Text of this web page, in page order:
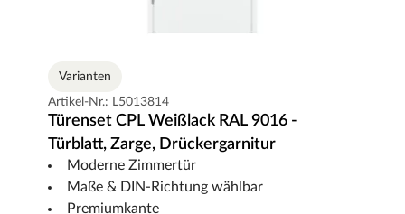
Varianten
Artikel-Nr.: L5013814
Türenset CPL Weißlack RAL 9016 -
Türblatt, Zarge, Drückergarnitur
Moderne Zimmertür
Maße & DIN-Richtung wählbar
Premiumkante